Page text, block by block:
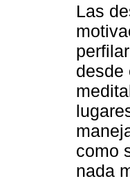
Las
desde
como
nada